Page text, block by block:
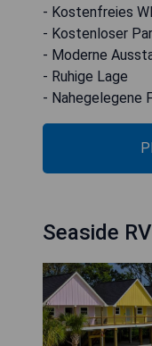
- Kostenfreies
- Kostenloser
- Moderne
- Ruhige Lage
- Nahegelegene
Seaside